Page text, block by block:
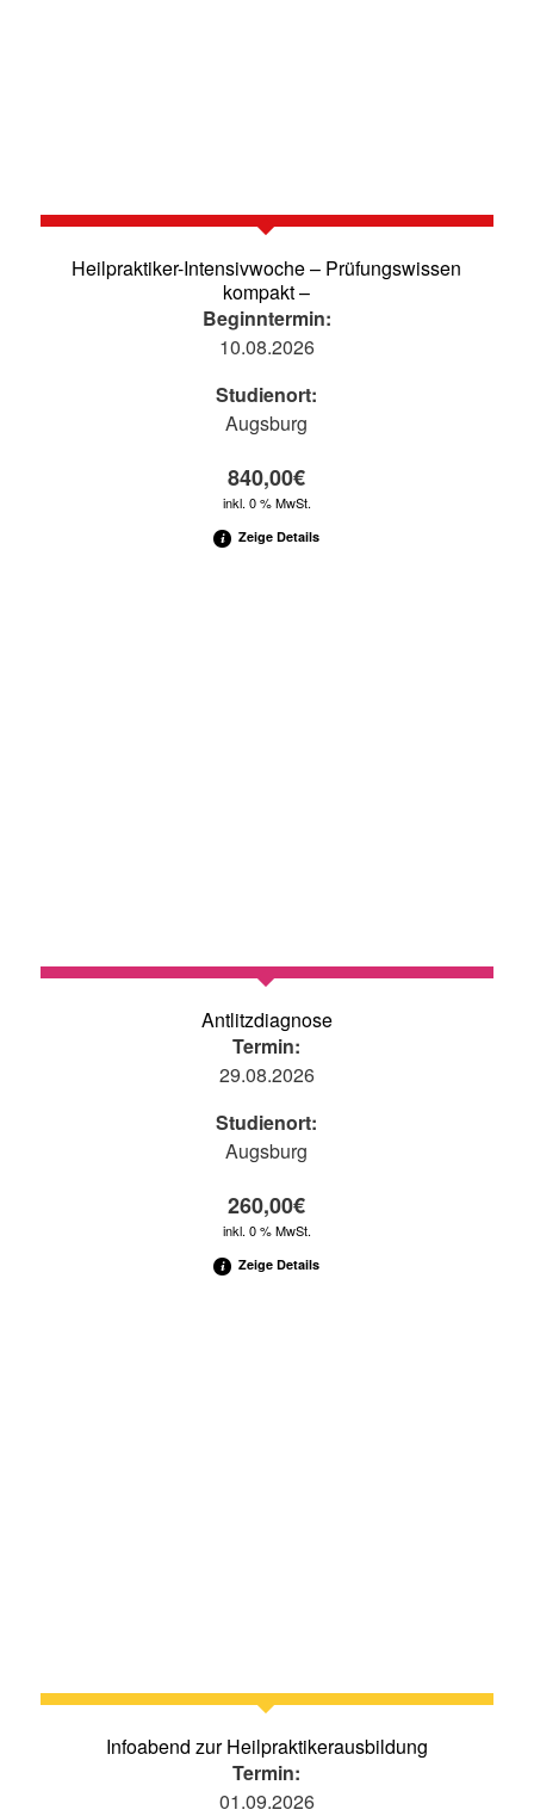
Heilpraktiker-Intensivwoche – Prüfungswissen
kompakt –
Beginntermin:
10.08.2026
Studienort:
Augsburg
840,00€
inkl. 0 % MwSt.
Zeige Details
Antlitzdiagnose
Termin:
29.08.2026
Studienort:
Augsburg
260,00€
inkl. 0 % MwSt.
Zeige Details
Infoabend zur Heilpraktikerausbildung
Termin:
01.09.2026